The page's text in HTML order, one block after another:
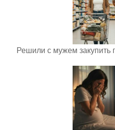
Решили с мужем закупить